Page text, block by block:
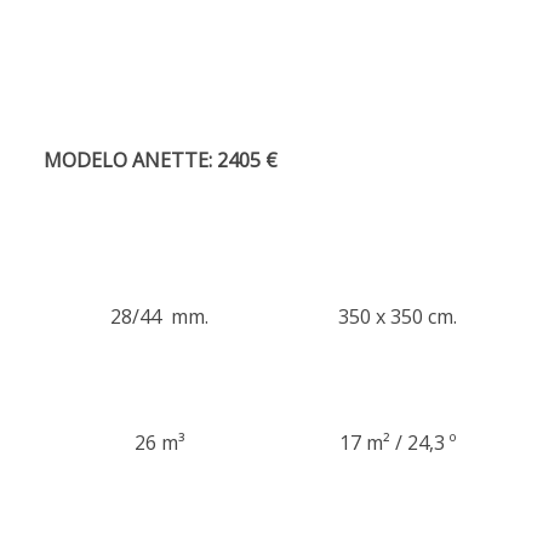
MODELO ANETTE: 2405 €
28/44 mm. 350 x 350 cm.
26 m³ 17 m² / 24,3 º